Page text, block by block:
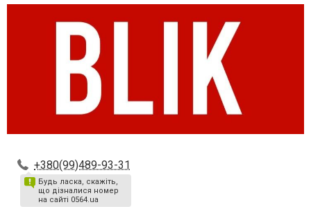
+380(99)489-93-31
Будь ласка, скажіть,
що дізналися номер
на сайті 0564.ua